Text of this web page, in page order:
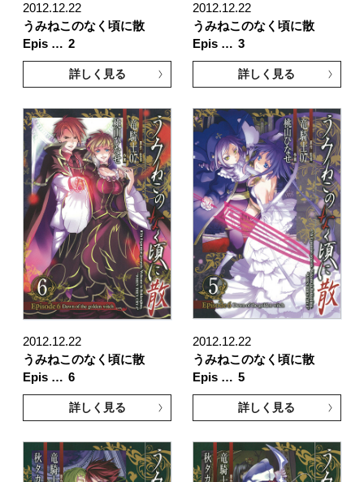
2012.12.22
うみねこのなく頃に散
Epis … 2
詳しく見る
2012.12.22
うみねこのなく頃に散
Epis … 3
詳しく見る
2012.12.22
うみねこのなく頃に散
Epis … 6
詳しく見る
2012.12.22
うみねこのなく頃に散
Epis … 5
詳しく見る